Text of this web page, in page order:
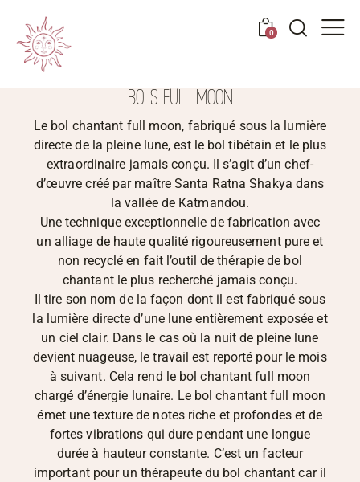
0
BOLS FULL MOON
Le bol chantant full moon, fabriqué sous la lumière
directe de la pleine lune, est le bol tibétain et le plus
extraordinaire jamais conçu. Il s’agit d’un chef-
d’œuvre créé par maître Santa Ratna Shakya dans
la vallée de Katmandou.
Une technique exceptionnelle de fabrication avec
un alliage de haute qualité rigoureusement pure et
non recyclé en fait l’outil de thérapie de bol
chantant le plus recherché jamais conçu.
Il tire son nom de la façon dont il est fabriqué sous
la lumière directe d’une lune entièrement exposée et
un ciel clair. Dans le cas où la nuit de pleine lune
devient nuageuse, le travail est reporté pour le mois
à suivant. Cela rend le bol chantant full moon
chargé d’énergie lunaire. Le bol chantant full moon
émet une texture de notes riche et profondes et de
fortes vibrations qui dure pendant une longue
durée à hauteur constante. C’est un facteur
important pour un thérapeute du bol chantant car il